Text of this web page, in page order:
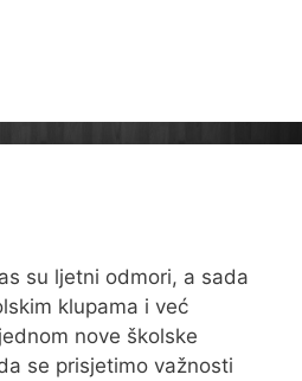
su ljetni odmori, a sada
klupama i već
nove školske
se prisjetimo važnosti